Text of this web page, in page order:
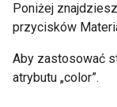
Poniżej
przycisków
Aby zastosować
atrybutu „color”.